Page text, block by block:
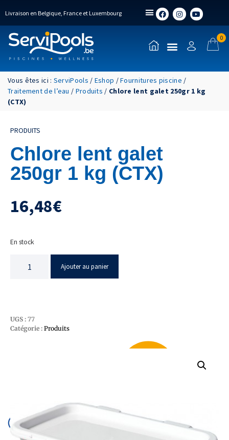
Livraison en Belgique, France et Luxembourg
0
Vous êtes ici : ServiPools / Eshop /Fournitures piscine /
Traitement de l’eau / Produits / Chlore lent galet 250gr 1 kg
(CTX)
PRODUITS
Chlore lent galet
250gr 1 kg (CTX)
16,48€
En stock
Ajouter au panier
UGS : 77
Catégorie : Produits